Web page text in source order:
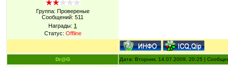
Группа: Провереные
Сообщений: 511
Награды: 1
Статус: Offline
Dr@G Дата: Вторник, 14.07.2009, 20:25 |